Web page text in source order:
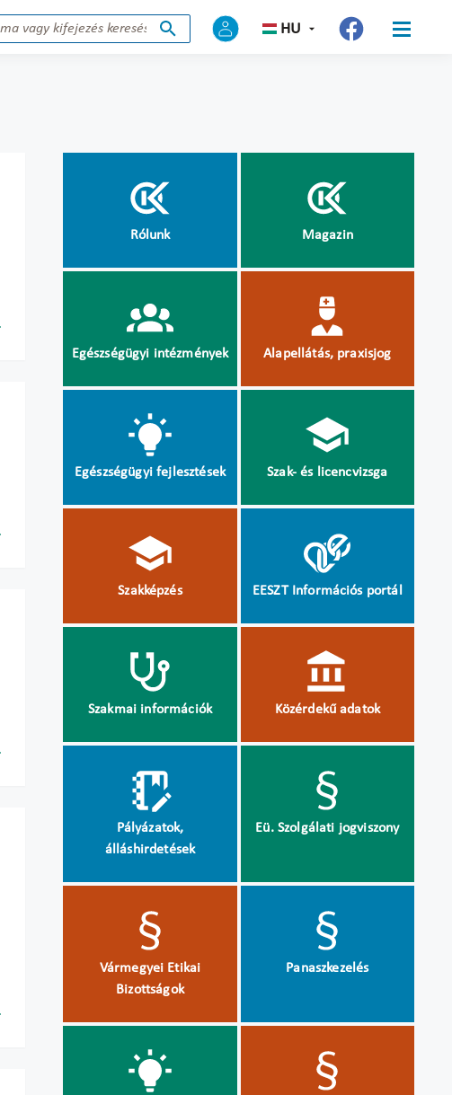
HU
Rólunk Magazin
Egészségügyi intézmények Alapellátás, praxisjog
Egészségügyi fejlesztések Szak- és licencvizsga
Szakképzés EESZT Információs portál
Szakmai információk Közérdekű adatok
Pályázatok,
álláshirdetések
Eü. Szolgálati jogviszony
Vármegyei Etikai
Bizottságok
Panaszkezelés